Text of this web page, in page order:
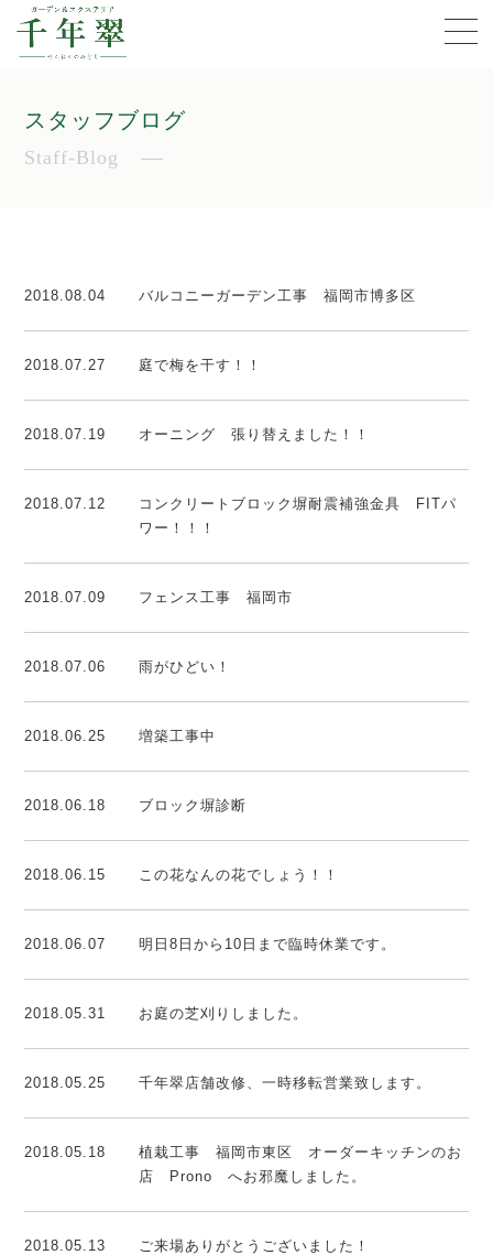
スタッフブログ
Staff-Blog
2018.08.04 バルコニーガーデン工事 福岡市博多区
2018.07.27 庭で梅を干す！！
2018.07.19 オーニング 張り替えました！！
2018.07.12
コンクリートブロック塀耐震補強金具 FITパ
ワー！！！
2018.07.09 フェンス工事 福岡市
2018.07.06 雨がひどい！
2018.06.25 増築工事中
2018.06.18 ブロック塀診断
2018.06.15 この花なんの花でしょう！！
2018.06.07 明日8日から10日まで臨時休業です。
2018.05.31 お庭の芝刈りしました。
2018.05.25 千年翠店舗改修、一時移転営業致します。
2018.05.18
植栽工事 福岡市東区 オーダーキッチンのお
店 Prono へお邪魔しました。
2018.05.13 ご来場ありがとうございました！